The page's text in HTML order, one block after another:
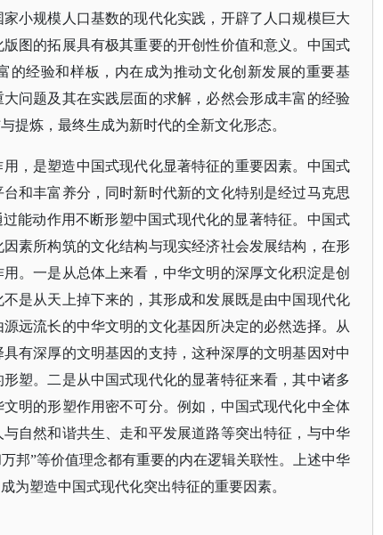
小规模人口基数的现代化实践，开辟了人口规模巨大
图的拓展具有极其重要的开创性价值和意义。中国式
的经验和样板，内在成为推动文化创新发展的重要基
问题及其在实践层面的求解，必然会形成丰富的经验
提炼，最终生成为新时代的全新文化形态。
，是塑造中国式现代化显著特征的重要因素。中国式
和丰富养分，同时新时代新的文化特别是经过马克思
能动作用不断形塑中国式现代化的显著特征。中国式
素所构筑的文化结构与现实经济社会发展结构，在形
。一是从总体上来看，中华文明的深厚文化积淀是创
是从天上掉下来的，其形成和发展既是由中国现代化
远流长的中华文明的文化基因所决定的必然选择。从
有深厚的文明基因的支持，这种深厚的文明基因对中
塑。二是从中国式现代化的显著特征来看，其中诸多
明的形塑作用密不可分。例如，中国式现代化中全体
自然和谐共生、走和平发展道路等突出特征，与中华
邦”等价值理念都有重要的内在逻辑关联性。上述中华
为塑造中国式现代化突出特征的重要因素。